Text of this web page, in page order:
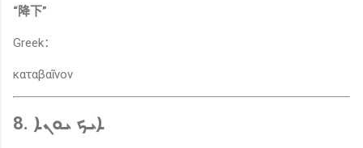
“降下”
Greek：
καταβαῖνον
8. ܐܝܟ ܝܘܢܐ